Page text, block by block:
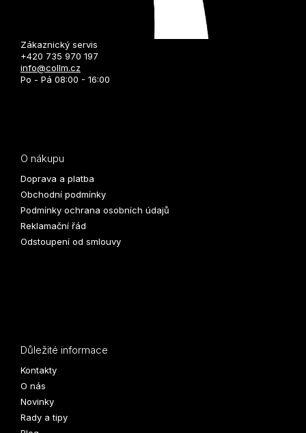
Zákaznický servis
+420 735 970 197
info@collm.cz
Po - Pá 08:00 - 16:00
O nákupu
Doprava a platba
Obchodní podmínky
Podmínky ochrana osobních údajů
Reklamační řád
Odstoupení od smlouvy
Důležité informace
Kontakty
O nás
Novinky
Rady a tipy